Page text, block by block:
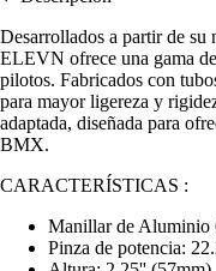
Desarrollados a partir de su
ELEVN ofrece una gama
pilotos. Fabricados con
para mayor ligereza y
adaptada, diseñada para
BMX.
CARACTERÍSTICAS :
Manillar de Aluminio
Pinza de potencia: